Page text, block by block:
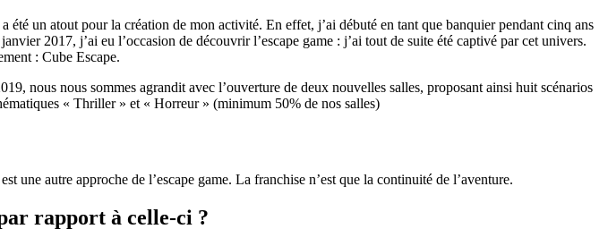
été un atout pour la création de mon activité. En effet, j’ai débuté en tant que banquier pendant cinq ans
2017, j’ai eu l’occasion de découvrir l’escape game : j’ai tout de suite été captivé par cet univers.
: Cube Escape.
nous nous sommes agrandit avec l’ouverture de deux nouvelles salles, proposant ainsi huit scénarios
« Thriller » et « Horreur » (minimum 50% de nos salles)
une autre approche de l’escape game. La franchise n’est que la continuité de l’aventure.
rapport à celle-ci ?